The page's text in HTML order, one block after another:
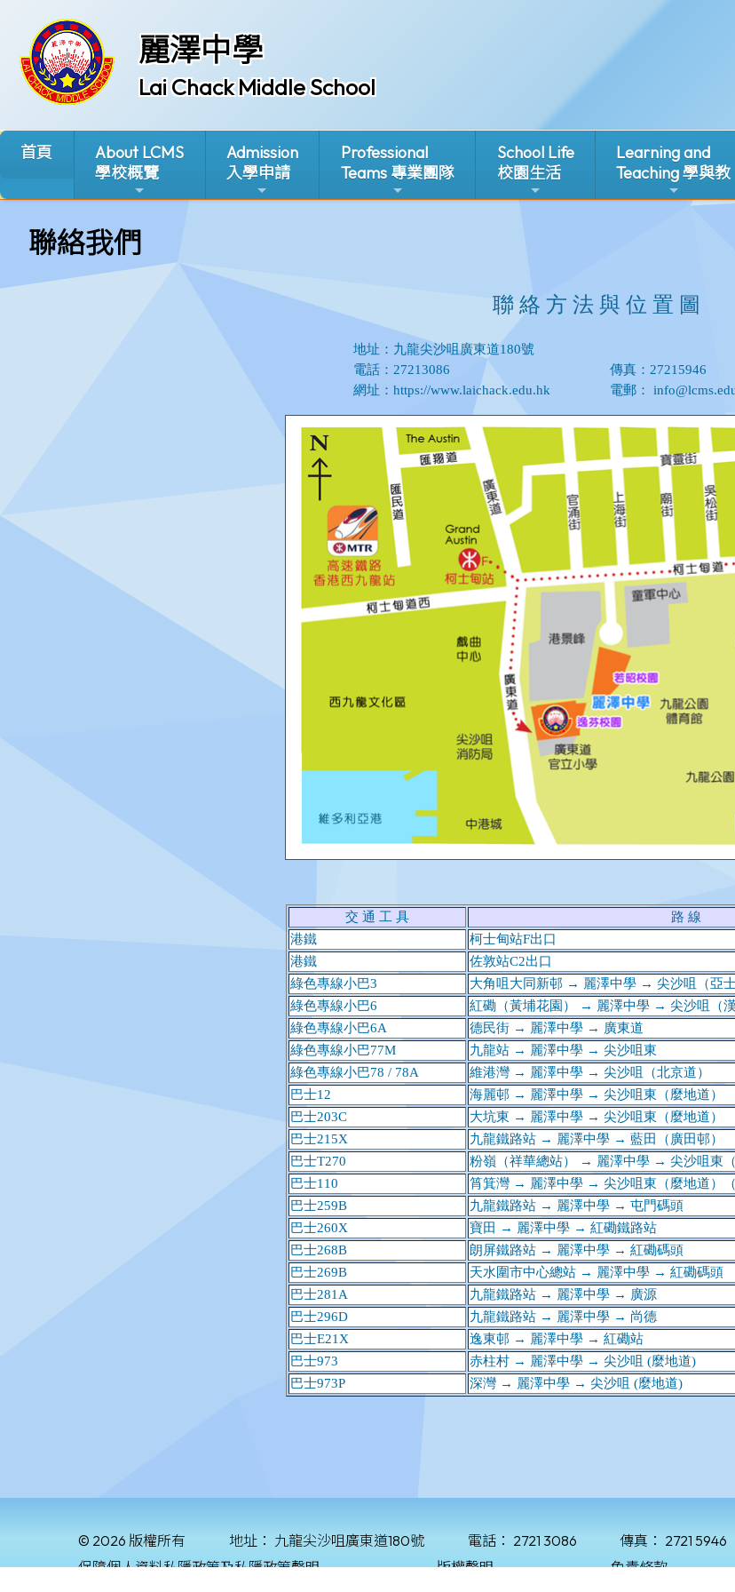
麗澤中學
Lai Chack Middle School
首頁
About LCMS
學校概覽
Admission
入學申請
Professional
Teams 專業團隊
School Life
校園生活
Learning and
Teaching 學與教
聯絡我們
© 2026 版權所有 地址： 九龍尖沙咀廣東道180號 電話： 2721 3086 傳真： 2721 5946
保障個人資料私隱政策及私隱政策聲明
版權聲明 免責條款